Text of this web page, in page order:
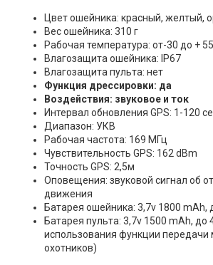
Цвет ошейника: красный, желтый,
Вес ошейника: 310 г
Рабочая температура: от-30 до +
Влагозащита ошейника: IP67
Влагозащита пульта: нет
Функция дрессировки: да
Воздействия: звуковое и ток
Интервал обновления GPS: 1-120
Диапазон: УКВ
Рабочая частота: 169 МГц
Чувствительность GPS: 162 dBm
Точность GPS: 2,5м
Оповещения: звуковой сигнал об
движения
Батарея ошейника: 3,7v 1800 mAh,
Батарея пульта: 3,7v 1500 mAh, до
использования функции
охотников)